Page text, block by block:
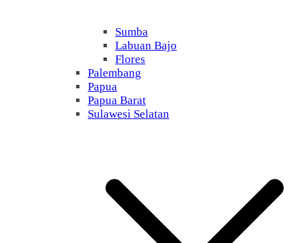
Sumba
Labuan Bajo
Flores
Palembang
Papua
Papua Barat
Sulawesi Selatan